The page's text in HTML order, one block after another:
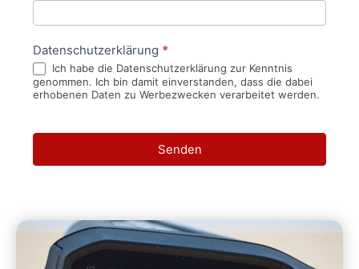
Datenschutzerklärung *
Ich habe die Datenschutzerklärung zur Kenntnis
genommen. Ich bin damit einverstanden, dass die dabei
erhobenen Daten zu Werbezwecken verarbeitet werden.
Senden